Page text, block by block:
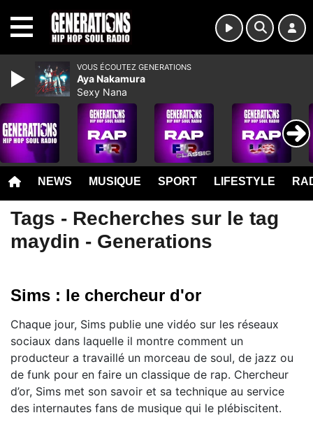
NEWS MUSIQUE SPORT LIFESTYLE
Tags - Recherches sur le tag
maydin - Generations
Sims : le chercheur d'or
Chaque jour, Sims publie une vidéo sur les réseaux
sociaux dans laquelle il montre comment un
producteur a travaillé un morceau de soul, de jazz ou
de funk pour en faire un classique de rap. Chercheur
d’or, Sims met son savoir et sa technique au service
des internautes fans de musique qui le plébiscitent.
VOUS ÉCOUTEZ GENERATIONS
Aya Nakamura
Sexy Nana